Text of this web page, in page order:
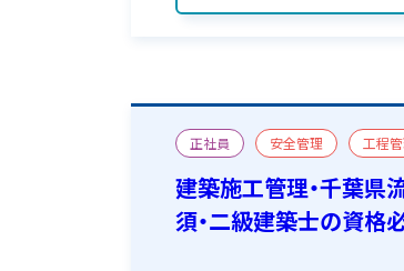
正社員 安全管理 工程
新築
一級建築施工管理技士
建築施工管理・千葉県
須・二級建築士の資格